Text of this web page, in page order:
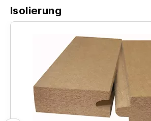
Isolierung